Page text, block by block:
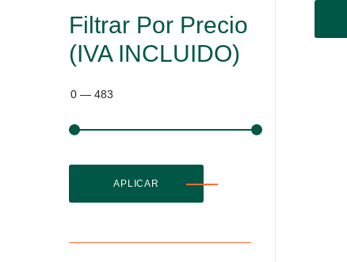
Filtrar Por Precio
(IVA INCLUIDO)
0 — 483
APLICAR